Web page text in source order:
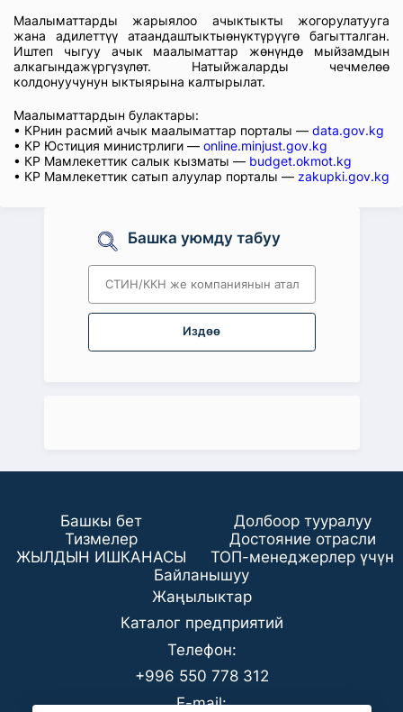
Маалыматтарды жарыялоо ачыктыкты жогорулатууга
жана адилеттүү атаандаштыктыөнүктүрүүгө багытталган.
Иштеп чыгуу ачык маалыматтар жөнүндө мыйзамдын
алкагындажүргүзүлөт. Натыйжаларды чечмелөө
колдонуучунун ыктыярына калтырылат.
Маалыматтардын булактары:
• КРнин расмий ачык маалыматтар порталы — data.gov.kg
• КР Юстиция министрлиги — online.minjust.gov.kg
• КР Мамлекеттик салык кызматы — budget.okmot.kg
• КР Мамлекеттик сатып алуулар порталы — zakupki.gov.kg
Башка уюмду табуу
Издөө
Башкы бет
Долбоор тууралуу
Тизмелер
Достояние отрасли
ЖЫЛДЫН ИШКАНАСЫ
ТОП-менеджерлер үчүн
Байланышуу
Жаңылыктар
Каталог предприятий
Телефон:
+996 550 778 312
E-mail: